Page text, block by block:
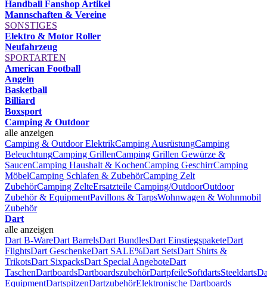
Handball Fanshop Artikel
Mannschaften & Vereine
SONSTIGES
Elektro & Motor Roller
Neufahrzeug
SPORTARTEN
American Football
Angeln
Basketball
Billiard
Boxsport
Camping & Outdoor
alle anzeigen
Camping & Outdoor ElektrikCamping AusrüstungCamping
BeleuchtungCamping GrillenCamping Grillen Gewürze &
SaucenCamping Haushalt & KochenCamping GeschirrCamping
MöbelCamping Schlafen & ZubehörCamping Zelt
ZubehörCamping ZelteErsatzteile Camping/OutdoorOutdoor
Zubehör & EquipmentPavillons & TarpsWohnwagen & Wohnmobil
Zubehör
Dart
alle anzeigen
Dart B-WareDart BarrelsDart BundlesDart EinstiegspaketeDart
FlightsDart GeschenkeDart SALE%Dart SetsDart Shirts &
TrikotsDart SixpacksDart Special AngeboteDart
TaschenDartboardsDartboardszubehörDartpfeileSoftdartsSteeldarts
EquipmentDartspitzenDartzubehörElektronische Dartboards